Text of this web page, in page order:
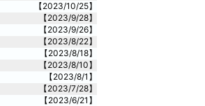
【2023/10/25】
【2023/9/28】
【2023/9/26】
【2023/8/22】
【2023/8/18】
【2023/8/10】
【2023/8/1】
【2023/7/28】
【2023/6/21】